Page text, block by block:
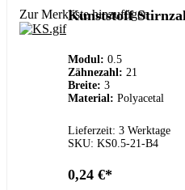
Zur Merkliste hinzufügen
Kunststoff
Modul: 0.5
Zähnezahl: 21
Breite: 3
Material: Polyacetal
Lieferzeit: 3 Werktage
SKU: KS0.5-21-B4
0,24 €